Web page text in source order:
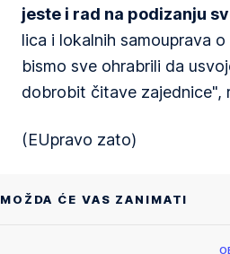
jeste i rad na podizanju
lica i lokalnih samouprava
bismo sve ohrabrili da
dobrobit čitave zajednice",
(EUpravo zato)
MOŽDA ĆE VAS ZANIMATI